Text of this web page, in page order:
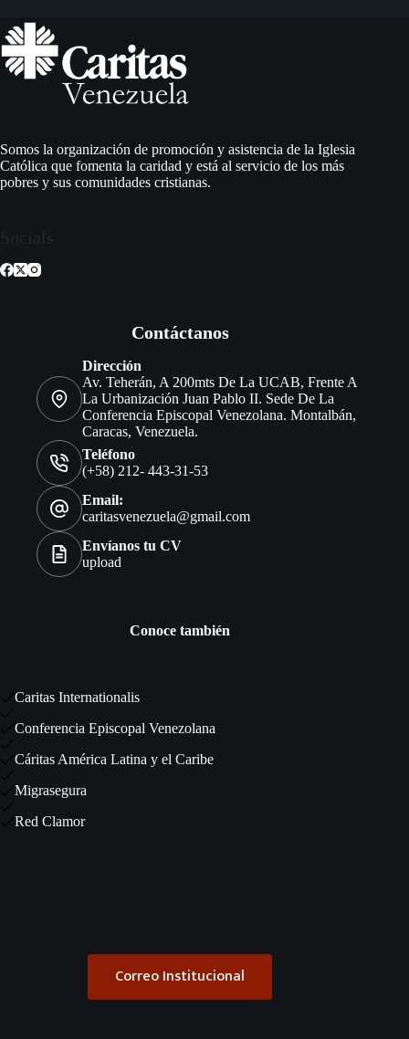
Somos la organización de promoción y asistencia de la Iglesia
Católica que fomenta la caridad y está al servicio de los más
pobres y sus comunidades cristianas.
Contáctanos
Dirección
Av. Teherán, A 200mts De La UCAB, Frente A
La Urbanización Juan Pablo II. Sede De La
Conferencia Episcopal Venezolana. Montalbán,
Caracas, Venezuela.
Teléfono
(+58) 212- 443-31-53
Email:
caritasvenezuela@gmail.com
Envíanos tu CV
upload
Conoce también
Caritas Internationalis
Conferencia Episcopal Venezolana
Cáritas América Latina y el Caribe
Migrasegura
Red Clamor
Correo Institucional